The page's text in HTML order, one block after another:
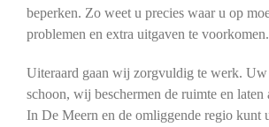
beperken. Zo weet u precies waar u op
problemen en extra uitgaven te voorkomen.
Uiteraard gaan wij zorgvuldig te werk.
schoon, wij beschermen de ruimte en laten
In De Meern en de omliggende regio kunt